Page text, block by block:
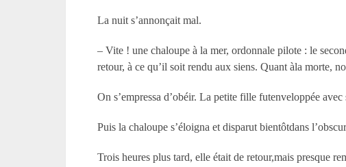
La nuit s’annonçait mal.
– Vite ! une chaloupe à la mer, ordonnale pilote : le
retour, à ce qu’il soit rendu aux siens. Quant àla morte,
On s’empressa d’obéir. La petite fille futenveloppée
Puis la chaloupe s’éloigna et disparut bientôtdans
Trois heures plus tard, elle était de retour,mais presque